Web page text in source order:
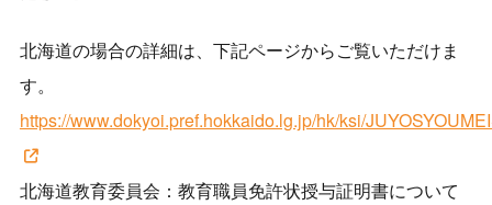
北海道の場合の詳細は、下記ページからご覧いただけま
す。
https://www.dokyoi.pref.hokkaido.lg.jp/hk/ksi/
北海道教育委員会：教育職員免許状授与証明書について